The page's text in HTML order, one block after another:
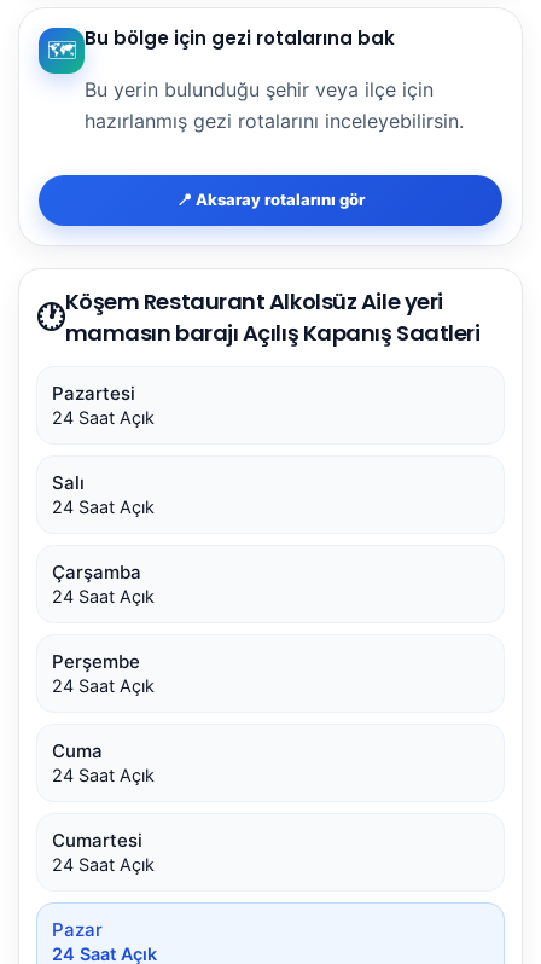
🗺️ Bu bölge için gezi rotalarına bak
Bu yerin bulunduğu şehir veya ilçe için
hazırlanmış gezi rotalarını inceleyebilirsin.
📍 Aksaray rotalarını gör
🕐Köşem Restaurant Alkolsüz Aile yeri
mamasın barajı Açılış Kapanış Saatleri
Pazartesi
24 Saat Açık
Salı
24 Saat Açık
Çarşamba
24 Saat Açık
Perşembe
24 Saat Açık
Cuma
24 Saat Açık
Cumartesi
24 Saat Açık
Pazar
24 Saat Açık